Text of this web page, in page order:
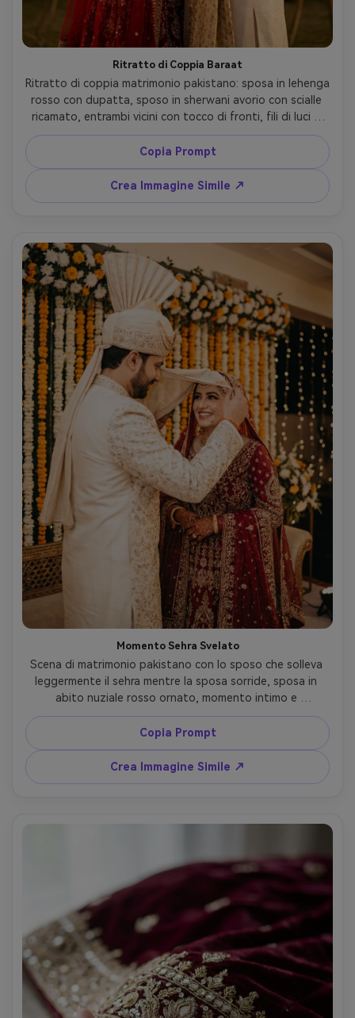
Ritratto di Coppia Baraat
Ritratto di coppia matrimonio pakistano: sposa in lehenga
rosso con dupatta, sposo in sherwani avorio con scialle
ricamato, entrambi vicini con tocco di fronti, fili di luci e
rose dietro, scattata con Sony A7IV, 85mm f/1.4,
profondità di campo romantica, color grading
cinematografico caldo, editoriale di nozze ultra realistico
--ar 4:5
Copia Prompt
Crea Immagine Simile ↗
Momento Sehra Svelato
Scena di matrimonio pakistano con lo sposo che solleva
leggermente il sehra mentre la sposa sorride, sposa in
abito nuziale rosso ornato, momento intimo e
spontaneo, sfondo floreale con bokeh, scattata con
Nikon Z6 II, 50mm f/1.8, flash bilanciato con ambientale,
stile documentaristico, fotorealistico, calore emotivo --ar
4:5
Copia Prompt
Crea Immagine Simile ↗